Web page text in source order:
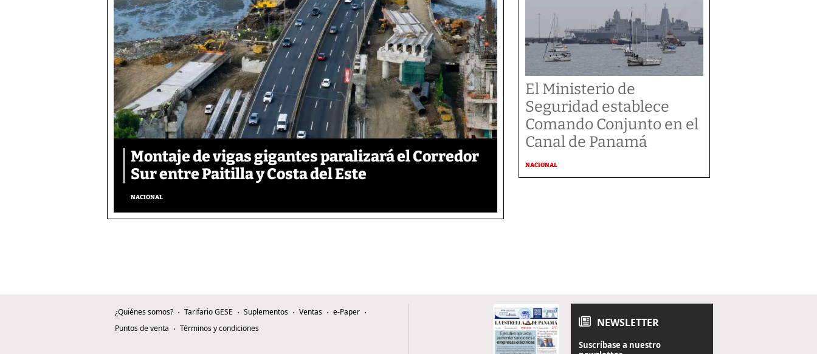
Montaje de vigas gigantes paralizará el Corredor
Sur entre Paitilla y Costa del Este
NACIONAL
El Ministerio de
Seguridad establece
Comando Conjunto en el
Canal de Panamá
NACIONAL
¿Quiénes somos? Tarifario GESE Suplementos Ventas
e-Paper
Puntos de venta
Términos y condiciones NEWSLETTER
Suscríbase a nuestro